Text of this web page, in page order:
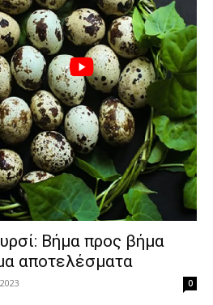
Βήμα προς βήμα
αποτελέσματα
0